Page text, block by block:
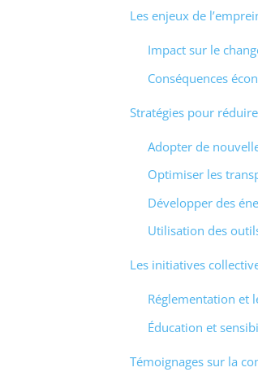
Les enjeux de
Impact sur le
Conséquences
Stratégies pour
Adopter de
Optimiser les
Développer des
Utilisation des
Les initiatives
Réglementation et
Éducation et
Témoignages sur la